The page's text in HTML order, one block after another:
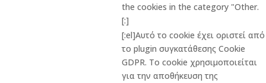
the cookies in the category "Other.
[:]
[:el]Αυτό το cookie έχει οριστεί από
το plugin συγκατάθεσης Cookie
GDPR. Το cookie χρησιμοποιείται
για την αποθήκευση της